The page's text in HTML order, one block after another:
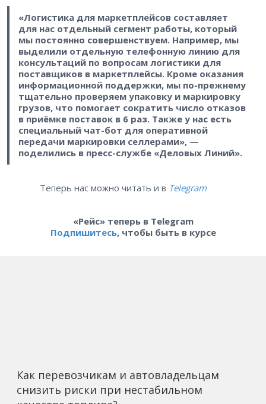
«Логистика для маркетплейсов составляет
для нас отдельный сегмент работы, который
мы постоянно совершенствуем. Например, мы
выделили отдельную телефонную линию для
консультаций по вопросам логистики для
поставщиков в маркетплейсы. Кроме оказания
информационной поддержки, мы по-прежнему
тщательно проверяем упаковку и маркировку
грузов, что помогает сократить число отказов
в приёмке поставок в 6 раз. Также у нас есть
специальный чат-бот для оперативной
передачи маркировки селлерами», —
поделились в пресс-службе «Деловых Линий».
Теперь нас можно читать и в Telegram
«Рейс» теперь в Telegram
Подпишитесь, чтобы быть в курсе
Как перевозчикам и автовладельцам
снизить риски при нестабильном